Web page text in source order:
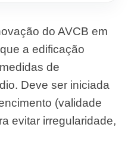
do AVCB em
a edificação
de
Deve ser iniciada
(validade
evitar irregularidade,